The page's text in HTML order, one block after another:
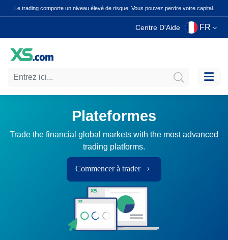
Le trading comporte un niveau élevé de risque. Vous pouvez perdre votre capital.
Centre D'Aide FR
Plateformes
Trade the financial global markets with the most advanced
trading platforms.
Commencer à trader